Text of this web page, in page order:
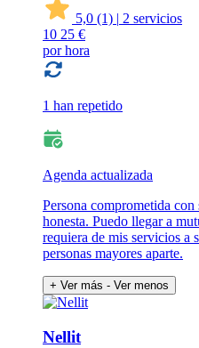
5,0 (1) | 2 servicios
10 25 €
por hora
1 han repetido
Agenda actualizada
Persona comprometida
honesta. Puedo llegar a
requiera de mis servicios a
personas mayores aparte.
+ Ver más - Ver menos
Nellit